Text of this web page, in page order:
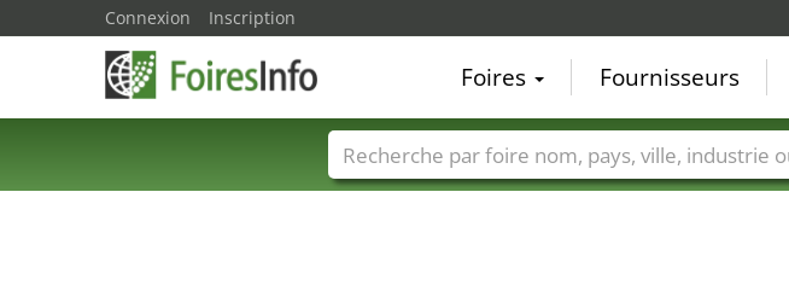
Connexion Inscription
Foires Fournisseurs
Foire noms Pays Villes Secteurs de foire